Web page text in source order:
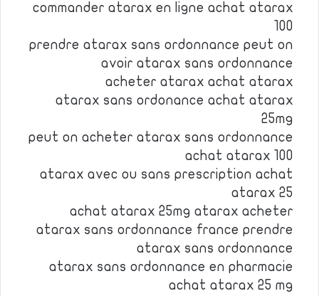
commander atarax en ligne achat atarax
100
prendre atarax sans ordonnance peut on
avoir atarax sans ordonnance
acheter atarax achat atarax
atarax sans ordonance achat atarax
25mg
peut on acheter atarax sans ordonnance
achat atarax 100
atarax avec ou sans prescription achat
atarax 25
achat atarax 25mg atarax acheter
atarax sans ordonnance france prendre
atarax sans ordonnance
atarax sans ordonnance en pharmacie
achat atarax 25 mg